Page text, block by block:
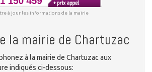
à jour les informations de la mairie
la mairie de Chartuzac
à la mairie de Chartuzac aux
indiqués ci-dessous: